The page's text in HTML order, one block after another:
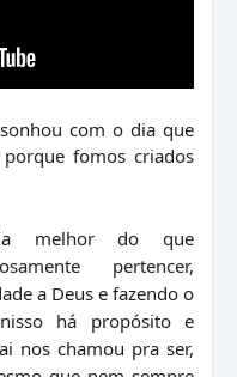
com o dia que
fomos criados
melhor do que
pertencer,
a Deus e fazendo o
há propósito e
nos chamou pra ser,